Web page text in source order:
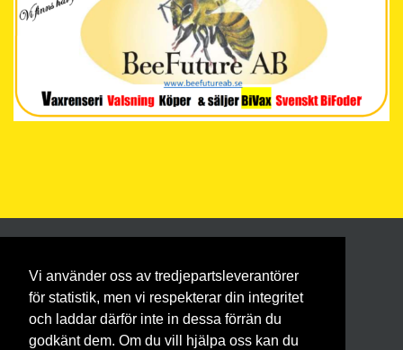
Vi använder oss av tredjepartsleverantörer
för statistik, men vi respekterar din integritet
och laddar därför inte in dessa förrän du
godkänt dem. Om du vill hjälpa oss kan du